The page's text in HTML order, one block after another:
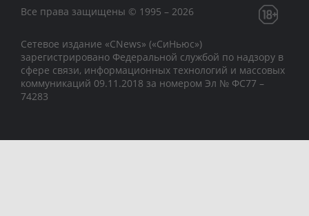
Все права защищены © 1995 – 2026
Сетевое издание «CNews» («СиНьюс»)
зарегистрировано Федеральной службой по надзору в
сфере связи, информационных технологий и массовых
коммуникаций 09.11.2018 за номером Эл № ФС77 –
74283